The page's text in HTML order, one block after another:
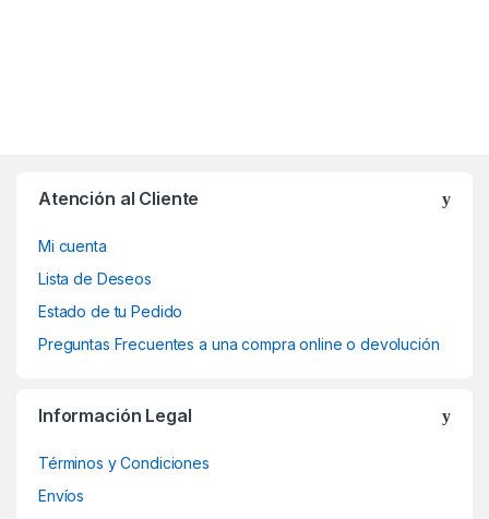
Atención al Cliente
Mi cuenta
Lista de Deseos
Estado de tu Pedido
Preguntas Frecuentes a una compra online o devolución
Información Legal
Términos y Condiciones
Envíos